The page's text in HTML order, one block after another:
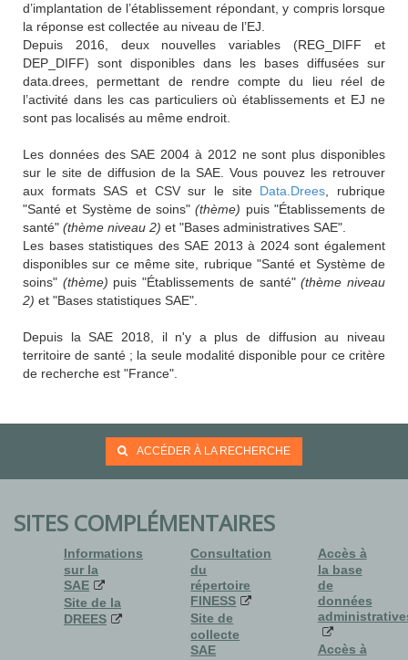
d’implantation de l’établissement répondant, y compris lorsque
la réponse est collectée au niveau de l’EJ.
Depuis 2016, deux nouvelles variables (REG_DIFF et
DEP_DIFF) sont disponibles dans les bases diffusées sur
data.drees, permettant de rendre compte du lieu réel de
l’activité dans les cas particuliers où établissements et EJ ne
sont pas localisés au même endroit.
Les données des SAE 2004 à 2012 ne sont plus disponibles
sur le site de diffusion de la SAE. Vous pouvez les retrouver
aux formats SAS et CSV sur le site Data.Drees , rubrique
"Santé et Système de soins"(thème) puis "Établissements de
santé" (thème niveau 2) et "Bases administratives SAE"
Les bases statistiques des SAE 2013 à 2024 sont également
disponibles sur ce même site, rubrique "Santé et Système de
soins" (thème) puis "Établissements de santé"(thème niveau
2) et "Bases statistiques SAE".
Depuis la SAE 2018, il n'y a plus de diffusion au niveau
territoire de santé ; la seule modalité disponible pour ce critère
de recherche est "France".
ACCÉDER À LA RECHERCHE
SITES COMPLÉMENTAIRES
Informations
sur la
SAE
Site de la
DREES
Consultation
du
répertoire
FINESS
Site de
collecte
SAE
Accès à
la base
de
données
Accès à